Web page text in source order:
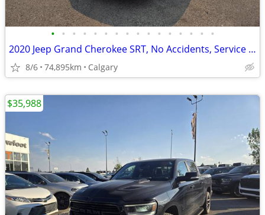
• • • • • • • • • • • • • • • •
2020 Jeep Grand Cherokee SRT, No Accidents, Service History #11163
8/6 74,895km Calgary
$35,988